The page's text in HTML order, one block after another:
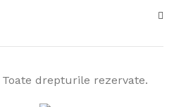
drepturile rezervate.